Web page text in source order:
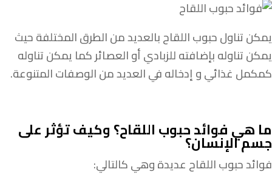
يمكن تناول حبوب اللقاح بالعديد من الطرق المختلفة حيث
يمكن تناوله بإضافته للزبادي أو العصائر كما يمكن تناوله
كمكمل غذائي و إدخاله في العديد من الوصفات المتنوعة.
ما هي فوائد حبوب اللقاح؟ وكيف تؤثر على
جسم الإنسان؟
فوائد حبوب اللقاح عديدة وهي كالتالي: